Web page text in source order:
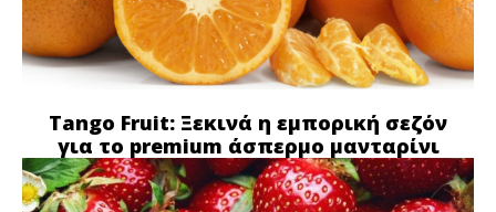
Tango Fruit: Ξεκινά η εμπορική σεζόν
για το premium άσπερμο μανταρίνι